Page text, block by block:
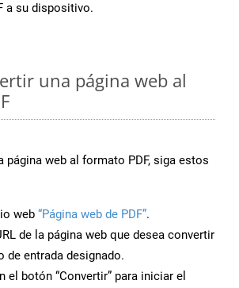
a su dispositivo.
una página web al
página web al formato PDF, siga estos
web “Página web de PDF”.
de la página web que desea convertir
de entrada designado.
el botón “Convertir” para iniciar el